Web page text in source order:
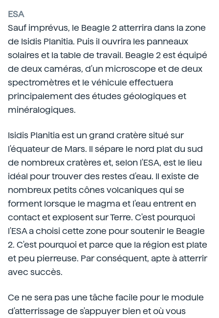
ESA
Sauf imprévus, le Beagle 2 atterrira dans la zone
de Isidis Planitia. Puis il ouvrira les panneaux
solaires et la table de travail. Beagle 2 est équipé
de deux caméras, d'un microscope et de deux
spectromètres et le véhicule effectuera
principalement des études géologiques et
minéralogiques.
Isidis Planitia est un grand cratère situé sur
l'équateur de Mars. Il sépare le nord plat du sud
de nombreux cratères et, selon l'ESA, est le lieu
idéal pour trouver des restes d'eau. Il existe de
nombreux petits cônes volcaniques qui se
forment lorsque le magma et l'eau entrent en
contact et explosent sur Terre. C'est pourquoi
l'ESA a choisi cette zone pour soutenir le Beagle
2. C'est pourquoi et parce que la région est plate
et peu pierreuse. Par conséquent, apte à atterrir
avec succès.
Ce ne sera pas une tâche facile pour le module
d'atterrissage de s'appuyer bien et où vous